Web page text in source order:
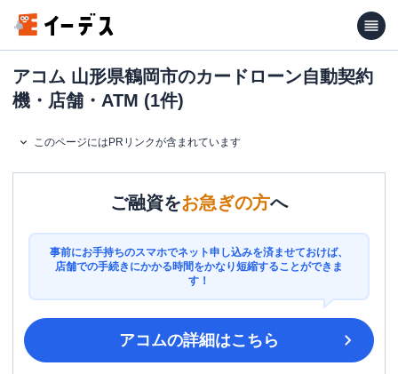
アコム 山形県鶴岡市のカードローン自動契約
機・店舗・ATM (1件)
このページにはPRリンクが含まれています
ご融資をお急ぎの方へ
事前にお手持ちのスマホでネット申し込みを済ませておけば、
店舗での手続きにかかる時間をかなり短縮することができま
す！
アコムの詳細はこちら